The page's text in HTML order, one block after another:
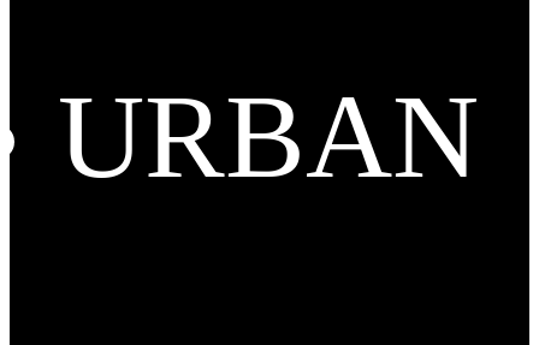
URBAN